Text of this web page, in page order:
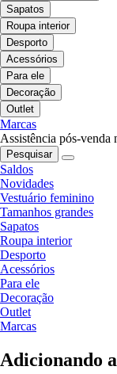
Sapatos
Roupa interior
Desporto
Acessórios
Para ele
Decoração
Outlet
Marcas
Assistência pós-venda
Pesquisar
Saldos
Novidades
Vestuário feminino
Tamanhos grandes
Sapatos
Roupa interior
Desporto
Acessórios
Para ele
Decoração
Outlet
Marcas
Adicionando